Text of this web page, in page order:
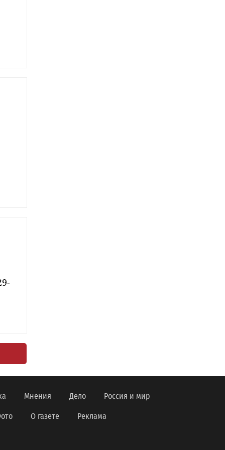
Мнения Дело Россия и мир
О газете Реклама